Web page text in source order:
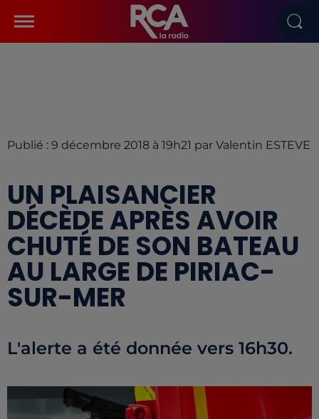
Publié : 9 décembre 2018 à 19h21 par Valentin ESTEVE
UN PLAISANCIER
DÉCÈDE APRÈS AVOIR
CHUTÉ DE SON BATEAU
AU LARGE DE PIRIAC-
SUR-MER
L'alerte a été donnée vers 16h30.